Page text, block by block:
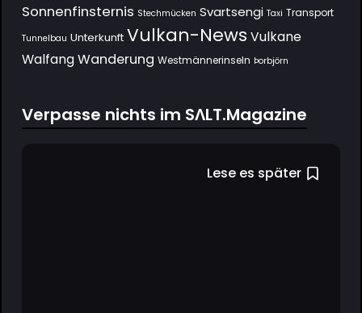
Sonnenfinsternis Stechmücken Svartsengi Taxi Transport
Tunnelbau Unterkunft Vulkan-News Vulkane
Walfang Wanderung Westmännerinseln Þorbjörn
Verpasse nichts im SΛLT.Magazine
Lese es später